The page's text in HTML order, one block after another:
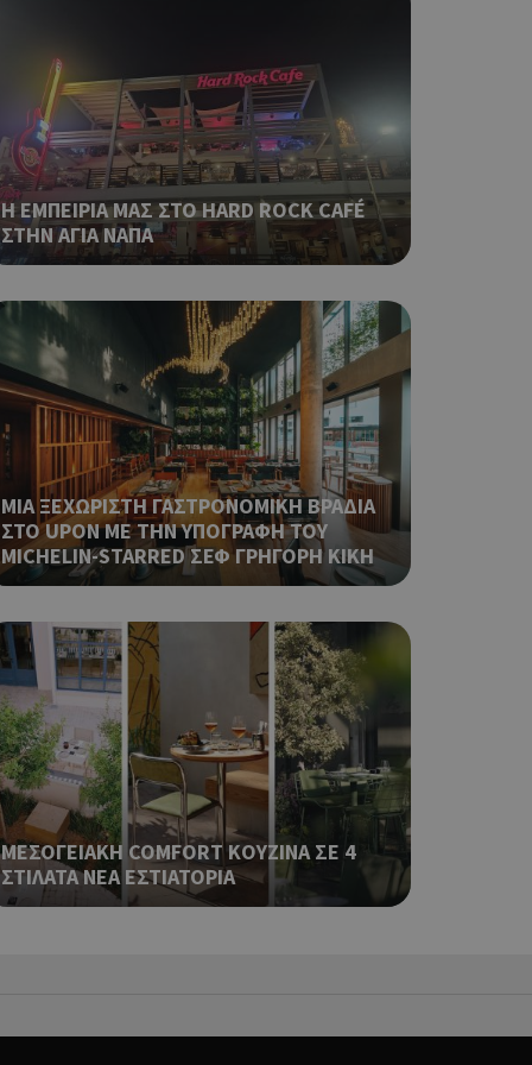
Η ΕΜΠΕΙΡΙΑ ΜΑΣ ΣΤΟ HARD ROCK CAFÉ
ΣΤΗΝ ΑΓΙΑ ΝΑΠΑ
ΜΙΑ ΞΕΧΩΡΙΣΤΗ ΓΑΣΤΡΟΝΟΜΙΚΗ ΒΡΑΔΙΑ
ΣΤΟ UPON ΜΕ ΤΗΝ ΥΠΟΓΡΑΦΗ ΤΟΥ
MICHELIN-STARRED ΣΕΦ ΓΡΗΓΟΡΗ ΚΙΚΗ
ΜΕΣΟΓΕΙΑΚΗ COMFORT ΚΟΥΖΙΝΑ ΣΕ 4
ΣΤΙΛΑΤΑ ΝΕΑ ΕΣΤΙΑΤΟΡΙΑ
Google
δηλαδή να
στον χρήστη
όπως είναι το
push down
δηλαδή να
στον χρήστη
όπως είναι το
την
που
για ένα
είναι
ο
ένα καλό
σελίδων.
δηλαδή να
στον χρήστη
όπως είναι το
push down
τη διάκριση
είναι
να
τη χρήση του
δηλαδή να
στον χρήστη
στον χρήστη
όπως είναι το